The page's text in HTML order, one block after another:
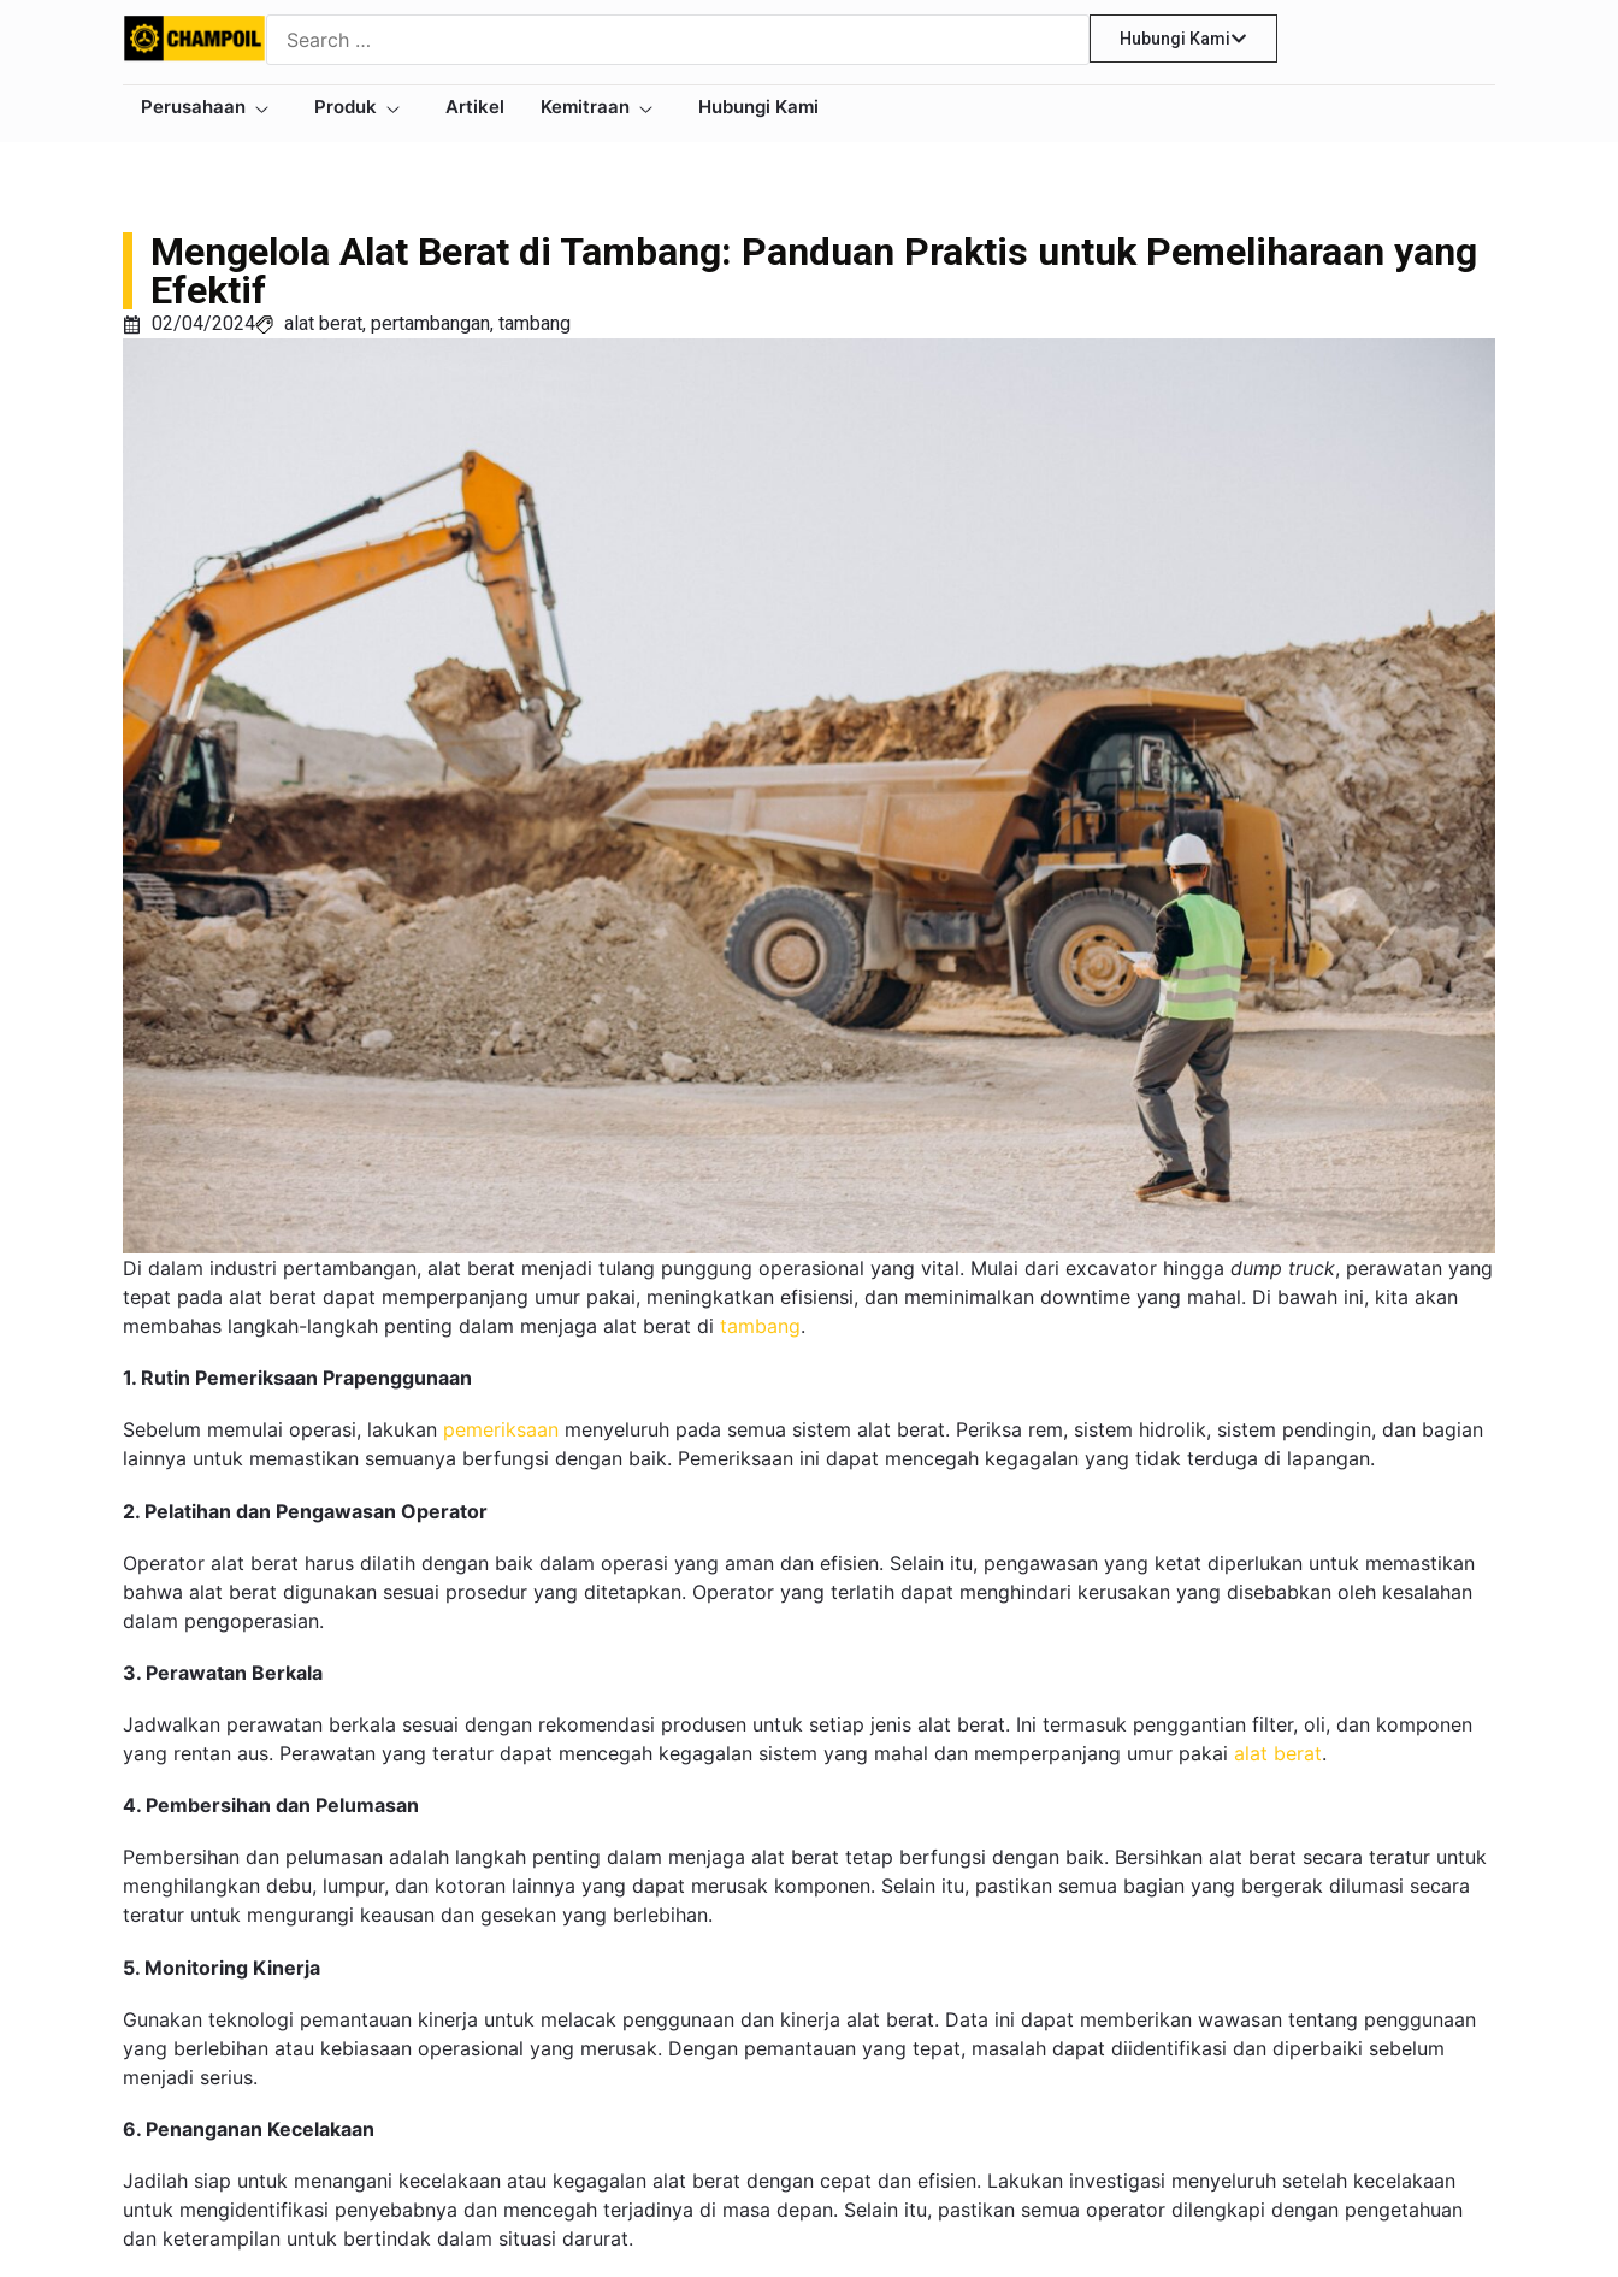
Hubungi Kami
Perusahaan Produk Artikel Kemitraan Hubungi Kami
Mengelola Alat Berat di Tambang: Panduan Praktis untuk Pemeliharaan yang
Efektif
02/04/2024 alat berat, pertambangan, tambang
Di dalam industri pertambangan, alat berat menjadi tulang punggung operasional yang vital. Mulai dari excavator hingga dump truck, perawatan yang
tepat pada alat berat dapat memperpanjang umur pakai, meningkatkan efisiensi, dan meminimalkan downtime yang mahal. Di bawah ini, kita akan
membahas langkah-langkah penting dalam menjaga alat berat di tambang.
1. Rutin Pemeriksaan Prapenggunaan
Sebelum memulai operasi, lakukan pemeriksaan menyeluruh pada semua sistem alat berat. Periksa rem, sistem hidrolik, sistem pendingin, dan bagian
lainnya untuk memastikan semuanya berfungsi dengan baik. Pemeriksaan ini dapat mencegah kegagalan yang tidak terduga di lapangan.
2. Pelatihan dan Pengawasan Operator
Operator alat berat harus dilatih dengan baik dalam operasi yang aman dan efisien. Selain itu, pengawasan yang ketat diperlukan untuk memastikan
bahwa alat berat digunakan sesuai prosedur yang ditetapkan. Operator yang terlatih dapat menghindari kerusakan yang disebabkan oleh kesalahan
dalam pengoperasian.
3. Perawatan Berkala
Jadwalkan perawatan berkala sesuai dengan rekomendasi produsen untuk setiap jenis alat berat. Ini termasuk penggantian filter, oli, dan komponen
yang rentan aus. Perawatan yang teratur dapat mencegah kegagalan sistem yang mahal dan memperpanjang umur pakai alat berat.
4. Pembersihan dan Pelumasan
Pembersihan dan pelumasan adalah langkah penting dalam menjaga alat berat tetap berfungsi dengan baik. Bersihkan alat berat secara teratur untuk
menghilangkan debu, lumpur, dan kotoran lainnya yang dapat merusak komponen. Selain itu, pastikan semua bagian yang bergerak dilumasi secara
teratur untuk mengurangi keausan dan gesekan yang berlebihan.
5. Monitoring Kinerja
Gunakan teknologi pemantauan kinerja untuk melacak penggunaan dan kinerja alat berat. Data ini dapat memberikan wawasan tentang penggunaan
yang berlebihan atau kebiasaan operasional yang merusak. Dengan pemantauan yang tepat, masalah dapat diidentifikasi dan diperbaiki sebelum
menjadi serius.
6. Penanganan Kecelakaan
Jadilah siap untuk menangani kecelakaan atau kegagalan alat berat dengan cepat dan efisien. Lakukan investigasi menyeluruh setelah kecelakaan
untuk mengidentifikasi penyebabnya dan mencegah terjadinya di masa depan. Selain itu, pastikan semua operator dilengkapi dengan pengetahuan
dan keterampilan untuk bertindak dalam situasi darurat.